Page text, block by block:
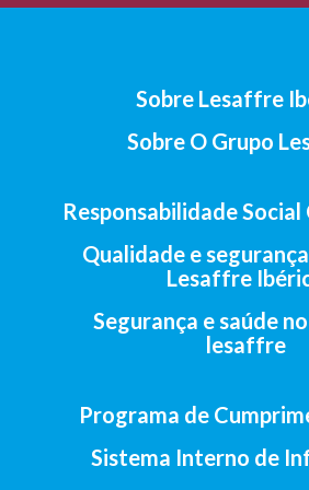
Sobre Lesaffre
Sobre O Grupo
Responsabilidade
Qualidade e
Lesaffre
Segurança e saúde
lesaffre
Programa de
Sistema Interno de